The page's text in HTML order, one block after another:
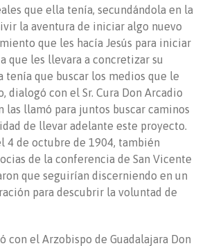
que ella tenía, secundándola en la
la aventura de iniciar algo nuevo
que les hacía Jesús para iniciar
que les llevara a concretizar su
tenía que buscar los medios que le
dialogó con el Sr. Cura Don Arcadio
las llamó para juntos buscar caminos
de llevar adelante este proyecto.
4 de octubre de 1904, también
de la conferencia de San Vicente
que seguirían discerniendo en un
para descubrir la voluntad de
con el Arzobispo de Guadalajara Don